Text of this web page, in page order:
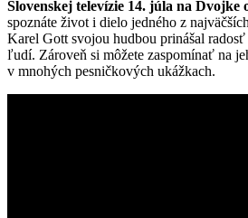
Slovenskej televízie 14. júla na Dvojke
spoznáte život i dielo jedného z
Karel Gott svojou hudbou prinášal
ľudí. Zároveň si môžete zaspomínať na
v mnohých pesničkových ukážkach.